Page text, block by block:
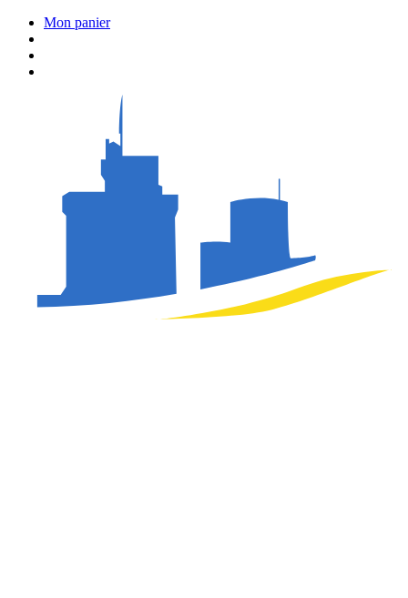
Mon panier